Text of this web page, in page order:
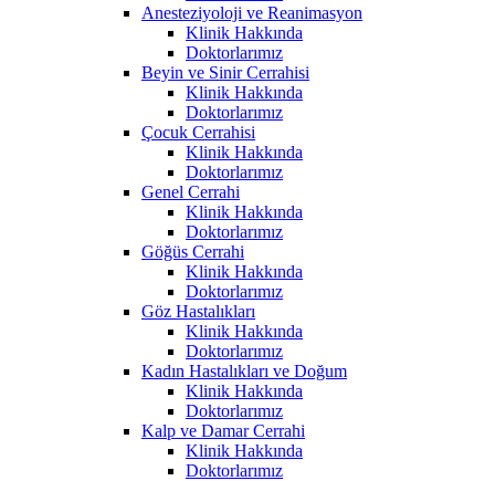
Anesteziyoloji ve Reanimasyon
Klinik Hakkında
Doktorlarımız
Beyin ve Sinir Cerrahisi
Klinik Hakkında
Doktorlarımız
Çocuk Cerrahisi
Klinik Hakkında
Doktorlarımız
Genel Cerrahi
Klinik Hakkında
Doktorlarımız
Göğüs Cerrahi
Klinik Hakkında
Doktorlarımız
Göz Hastalıkları
Klinik Hakkında
Doktorlarımız
Kadın Hastalıkları ve Doğum
Klinik Hakkında
Doktorlarımız
Kalp ve Damar Cerrahi
Klinik Hakkında
Doktorlarımız